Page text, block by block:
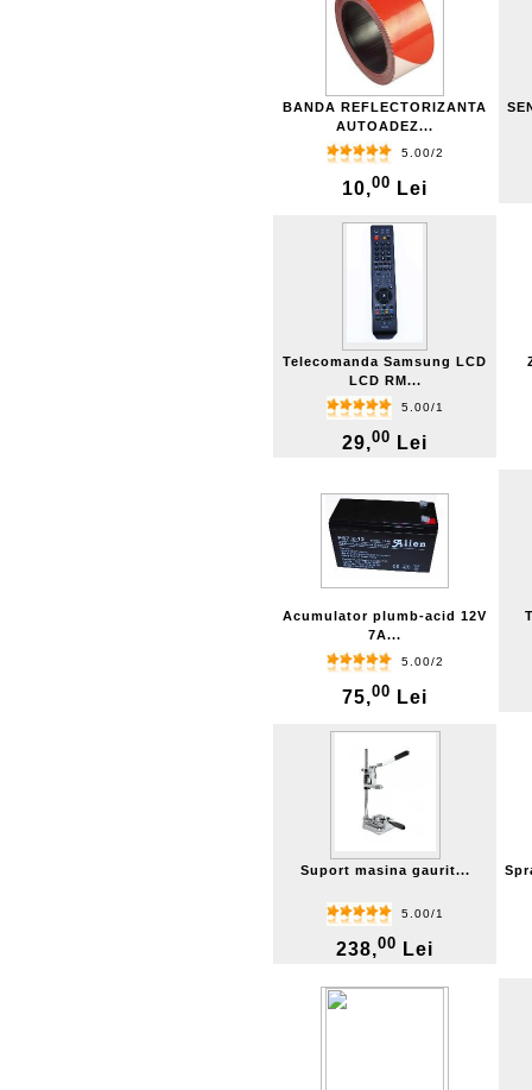
BANDA REFLECTORIZANTA
AUTOADEZ...
5.00/2
10,00 Lei
Telecomanda Samsung LCD
LCD RM...
5.00/1
29,00 Lei
Acumulator plumb-acid 12V
7A...
5.00/2
75,00 Lei
Suport masina gaurit...
5.00/1
238,00 Lei